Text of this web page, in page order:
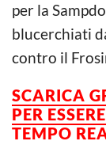
per la
blucerchiati
contro il
SCARICA
PER
TEMPO